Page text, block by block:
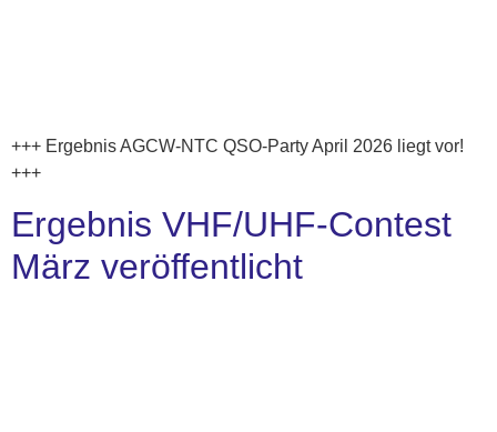
+++ Ergebnis AGCW-NTC QSO-Party April 2026 liegt vor!
+++
Ergebnis VHF/UHF-Contest
März veröffentlicht